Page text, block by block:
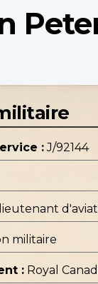
: J/92144
militaire
: Royal